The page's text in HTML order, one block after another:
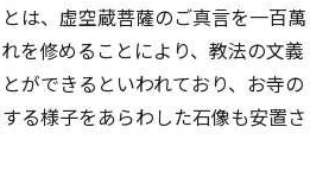
とは、虚空蔵菩薩のご真言を一百萬
を修めることにより、教法の文義
ができるといわれており、お寺の
る様子をあらわした石像も安置さ